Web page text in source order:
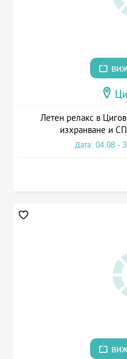
Летен релакс в
изхранване и
Дата: 04.08 -